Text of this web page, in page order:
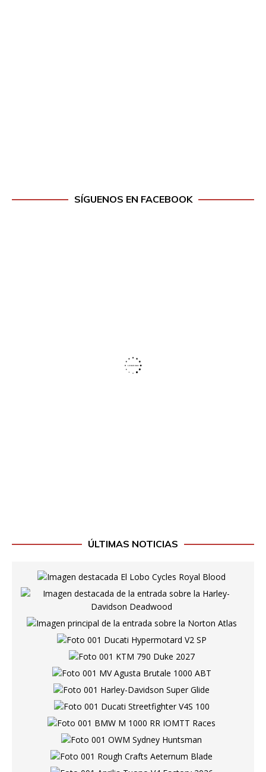
SÍGUENOS EN FACEBOOK
ÚLTIMAS NOTICIAS